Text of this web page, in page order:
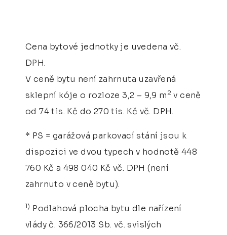
Cena bytové jednotky je uvedena vč.
DPH.
V ceně bytu není zahrnuta uzavřená
sklepní kóje o rozloze 3,2 – 9,9 m 2 v ceně
od 74 tis. Kč do 270 tis. Kč vč. DPH.
* PS = garážová parkovací stání jsou k
dispozici ve dvou typech v hodnotě 448
760 Kč a 498 040 Kč vč. DPH (není
zahrnuto v ceně bytu).
1) Podlahová plocha bytu dle nařízení
vlády č. 366/2013 Sb. vč. svislých